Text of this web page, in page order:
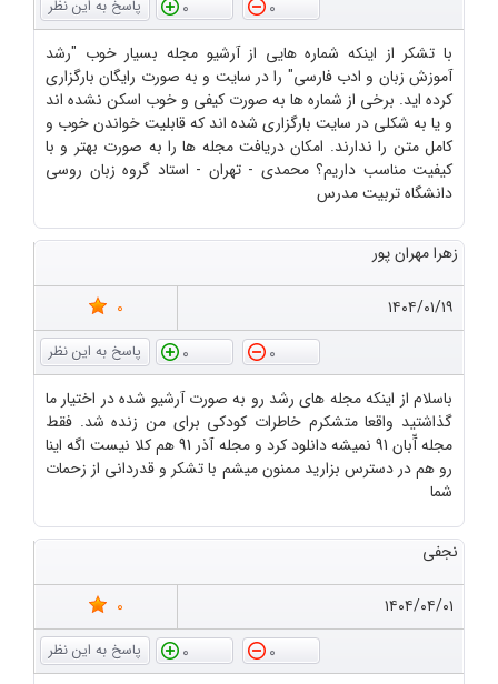
0
0
با تشکر از اینکه شماره هایی از آرشیو مجله بسیار خوب "رشد
آموزش زبان و ادب فارسی" را در سایت و به صورت رایگان بارگزاری
کرده اید. برخی از شماره ها به صورت کیفی و خوب اسکن نشده اند
و یا به شکلی در سایت بارگزاری شده اند که قابلیت خواندن خوب و
کامل متن را ندارند. امکان دریافت مجله ها را به صورت بهتر و با
کیفیت مناسب داریم؟ محمدی - تهران - استاد گروه زبان روسی
دانشگاه تربیت مدرس
زهرا مهران پور
۱۴۰۴/۰۱/۱۹
0
0
0
باسلام از اینکه مجله های رشد رو به صورت آرشیو شده در اختیار ما
گذاشتید واقعا متشکرم خاطرات کودکی برای من زنده شد. فقط
مجله آّبان 91 نمیشه دانلود کرد و مجله آذر 91 هم کلا نیست اگه اینا
رو هم در دسترس بزارید ممنون میشم با تشکر و قدردانی از زحمات
شما
نجفی
۱۴۰۴/۰۴/۰۱
0
0
0